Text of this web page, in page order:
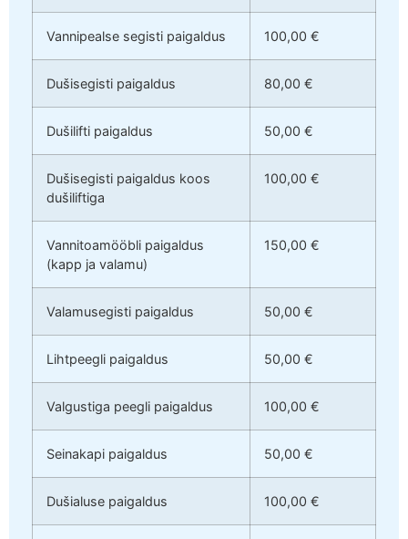
Vannipealse segisti paigaldus 100,00 €
Dušisegisti paigaldus 80,00 €
Dušilifti paigaldus 50,00 €
Dušisegisti paigaldus koos
dušiliftiga
100,00 €
Vannitoamööbli paigaldus
(kapp ja valamu)
150,00 €
Valamusegisti paigaldus 50,00 €
Lihtpeegli paigaldus 50,00 €
Valgustiga peegli paigaldus 100,00 €
Seinakapi paigaldus 50,00 €
Dušialuse paigaldus 100,00 €